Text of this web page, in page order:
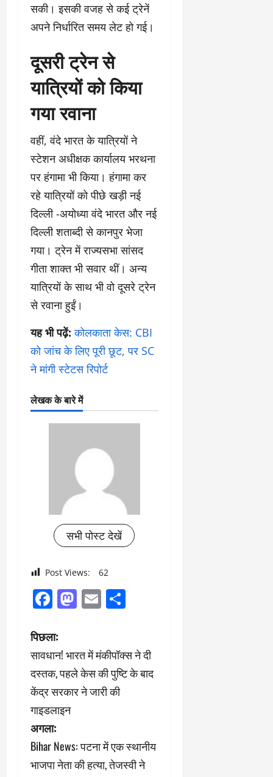
सकी। इसकी वजह से कई ट्रेनें
अपने निर्धारित समय लेट हो गई।
दूसरी ट्रेन से
यात्रियों को किया
गया रवाना
वहीं, वंदे भारत के यात्रियों ने
स्टेशन अधीक्षक कार्यालय भरथना
पर हंगामा भी किया। हंगामा कर
रहे यात्रियों को पीछे खड़ी नई
दिल्ली -अयोध्या वंदे भारत और नई
दिल्ली शताब्दी से कानपुर भेजा
गया। ट्रेन में राज्यसभा सांसद
गीता शाक्त भी सवार थीं। अन्य
यात्रियों के साथ भी वो दूसरे ट्रेन
से रवाना हुईं।
यह भी पढ़ें:कोलकाता केस: CBI
को जांच के लिए पूरी छूट, पर SC
ने मांगी स्टेटस रिपोर्ट
लेखक के बारे में
सभी पोस्ट देखें
Post Views: 62
Facebook
Mastodon
Email
पो
स्ट
ने
वि
गे
श
पिछला:
सावधान! भारत में मंकीपॉक्स ने दी
दस्तक, पहले केस की पुष्टि के बाद
केंद्र सरकार ने जारी की
गाइडलाइन
अगला:
Bihar News: पटना में एक स्थानीय
भाजपा नेता की हत्या, तेजस्वी ने